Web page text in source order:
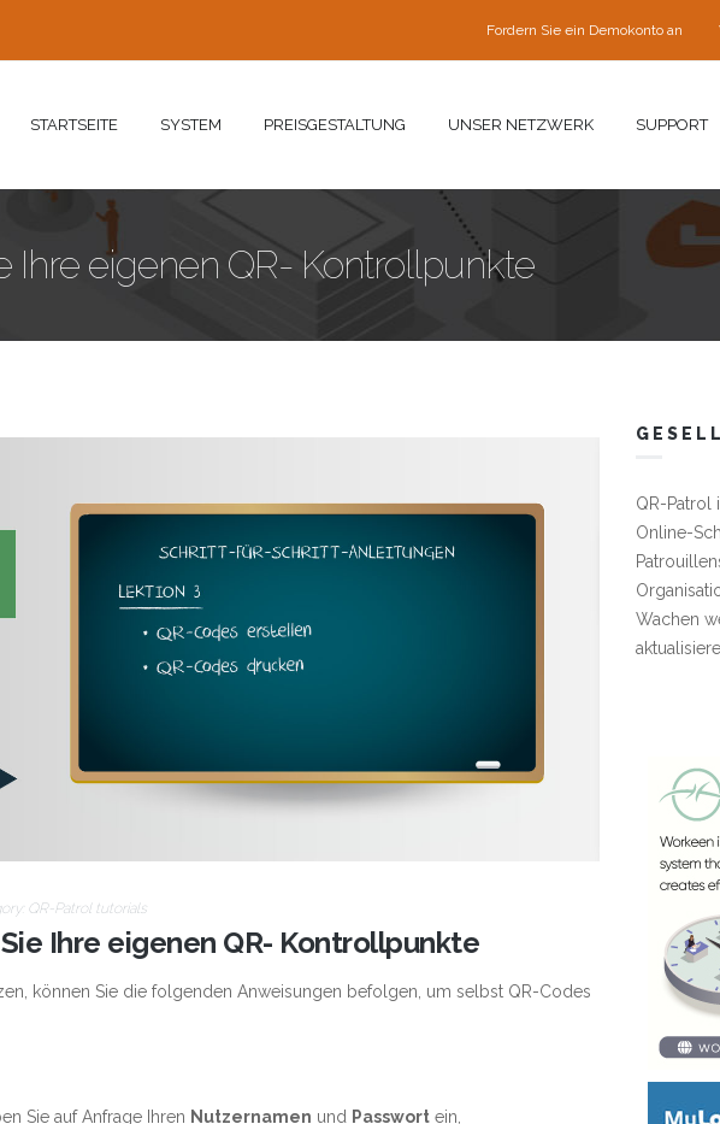
Fordern Sie ein Demokonto an
STARTSEITE SYSTEM PREISGESTALTUNG UNSER NETZWERK SUPPORT
Ihre eigenen QR- Kontrollpunkte
QR-Patrol tutorials
Ihre eigenen QR- Kontrollpunkte
können Sie die folgenden Anweisungen befolgen, um selbst QR-Codes
Sie auf Anfrage Ihren Nutzernamen und Passwort ein,
QR-Patrol
Online-
Wachen